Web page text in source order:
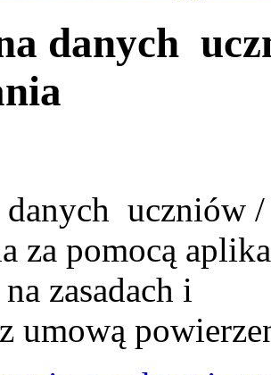
danych
danych uczniów
za pomocą
zasadach i
umową